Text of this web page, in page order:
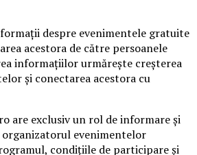
despre evenimentele gratuite
acestora de către persoanele
informațiilor urmărește creșterea
și conectarea acestora cu
are exclusiv un rol de informare și
organizatorul evenimentelor
condițiile de participare și